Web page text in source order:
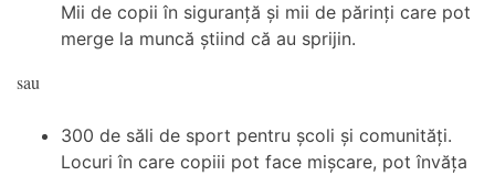
Mii de copii în siguranță și mii de părinți care pot
merge la muncă știind că au sprijin.
sau
300 de săli de sport pentru școli și comunități.
Locuri în care copiii pot face mișcare, pot învăța